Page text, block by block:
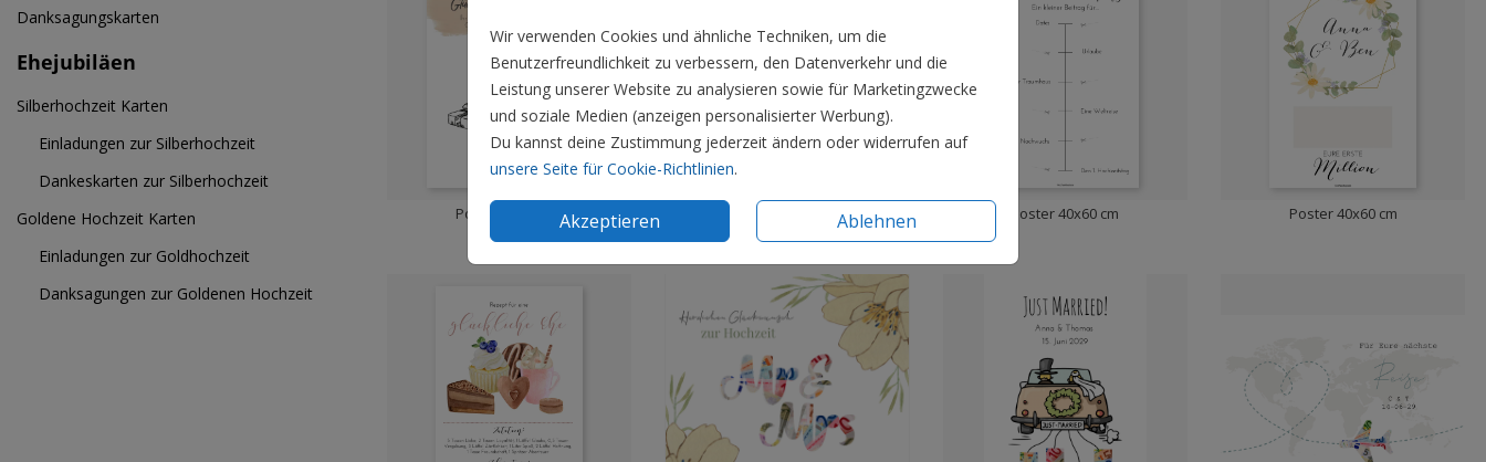
Wir verwenden Cookies und ähnliche Techniken, um die
Benutzerfreundlichkeit zu verbessern, den Datenverkehr und die
Leistung unserer Website zu analysieren sowie für Marketingzwecke
und soziale Medien (anzeigen personalisierter Werbung).
Du kannst deine Zustimmung jederzeit ändern oder widerrufen auf
unsere Seite für Cookie-Richtlinien.
Akzeptieren Ablehnen
Danksagungskarten
Ehejubiläen
Silberhochzeit Karten
Einladungen zur Silberhochzeit
Dankeskarten zur Silberhochzeit
Goldene Hochzeit Karten
Einladungen zur Goldhochzeit
Danksagungen zur Goldenen Hochzeit
Poster 30x40 cm Poster 30x40 cm Poster 40x60 cm Poster 40x60 cm